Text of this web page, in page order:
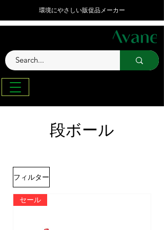
環境にやさしい販促品メーカー
段ボール
フィルター
セール